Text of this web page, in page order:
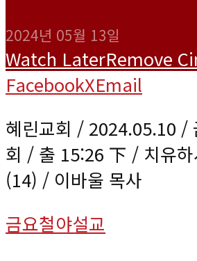
2024년 05월 13일
Watch LaterRemove
FacebookXEmail
혜린교회 / 2024.05.10 /
회 / 출 15:26 下 / 치유하
(14) / 이바울 목사
금요철야설교